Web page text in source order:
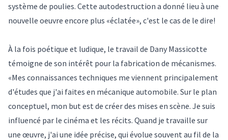
système de poulies. Cette autodestruction a donné lieu à une
nouvelle oeuvre encore plus «éclatée», c'est le cas de le dire!
À la fois poétique et ludique, le travail de Dany Massicotte
témoigne de son intérêt pour la fabrication de mécanismes.
«Mes connaissances techniques me viennent principalement
d'études que j'ai faites en mécanique automobile. Sur le plan
conceptuel, mon but est de créer des mises en scène. Je suis
influencé par le cinéma et les récits. Quand je travaille sur
une œuvre, j'ai une idée précise, qui évolue souvent au fil de la